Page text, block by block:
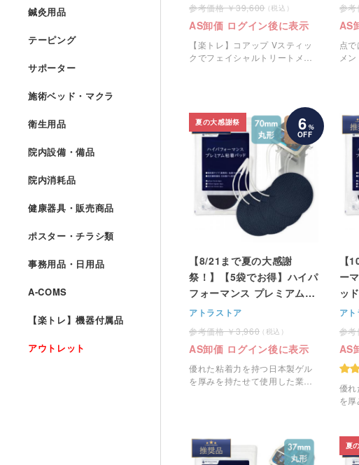
39,600
AS卸価 ログイン後に表示
【楽トレ】コアップ Vスティッ
クでフェイシャルトリートメン
AS
点
メ
【8/21まで夏の大感謝
祭！】【5袋でお得】ハイパ
フォーマンス プレミアム粘
着パッド＜大・70mm丸型
＞ 4枚1組
アトラストア
3,960
AS卸価 ログイン後に表示
優れた粘着力を持つ日本製ゲル
を厚みを持たせて使用した業務
夏の大感謝祭 6 %
OFF
【
ー
ッ
枚1
ア
AS
優
を厚
夏
鍼灸用品
テーピング
サポーター
施術ベッド・マクラ
衛生用品
院内設備・備品
院内消耗品
健康器具・販売商品
ポスター・チラシ類
事務用品・日用品
A-COMS
【楽トレ】機器付属品
アウトレット